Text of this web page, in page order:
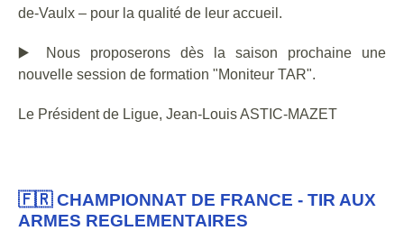
de-Vaulx – pour la qualité de leur accueil.
▶️
Nous proposerons dès la saison prochaine une
nouvelle session de formation "Moniteur TAR".
Le Président de Ligue, Jean-Louis ASTIC-MAZET
🇫🇷 CHAMPIONNAT DE FRANCE - TIR AUX
ARMES REGLEMENTAIRES